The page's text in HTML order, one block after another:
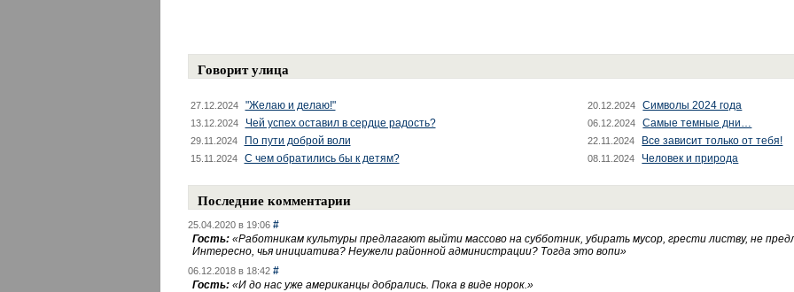
Говорит улица
27.12.2024 "Желаю и делаю!" 20.12.2024 Символы 2024 года
13.12.2024 Чей успех оставил в сердце радость? 06.12.2024 Самые темные дни…
29.11.2024 По пути доброй воли 22.11.2024 Все зависит только от тебя!
15.11.2024 С чем обратились бы к детям? 08.11.2024 Человек и природа
Последние комментарии
25.04.2020 в 19:06 #
Гость: «Работникам культуры предлагают выйти массово на субботник, убирать мусор, грести листву, не
Интересно, чья инициатива? Неужели районной администрации? Тогда это вопи»
06.12.2018 в 18:42 #
Гость: «И до нас уже американцы добрались. Пока в виде норок.»